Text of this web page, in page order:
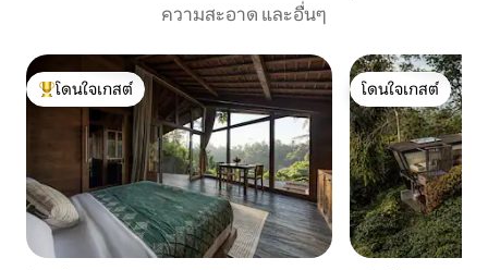
ความสะอาด และอื่นๆ
โดนใจเกสต์ที่สุด
โดนใจเกสต์
โดนใจเกสต์
โดนใจเกสต์